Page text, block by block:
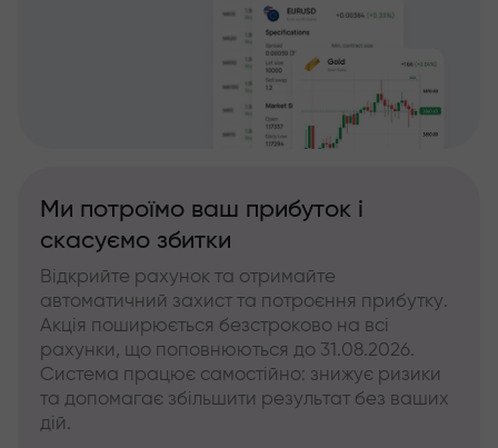
Ми потроїмо ваш прибуток і
скасуємо збитки
Відкрийте рахунок та отримайте
автоматичний захист та потроєння прибутку.
Акція поширюється безстроково на всі
рахунки, що поповнюються до 31.08.2026.
Система працює самостійно: знижує ризики
та допомагає збільшити результат без ваших
дій.